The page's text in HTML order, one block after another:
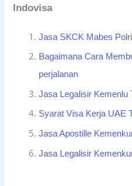
Indovisa
Jasa SKCK Mabes
Bagaimana Cara
perjalanan
Jasa Legalisir Kemenlu
Syarat Visa Kerja UAE
Jasa Apostille
Jasa Legalisir